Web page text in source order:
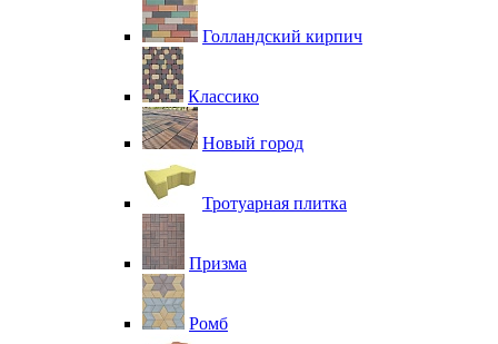
Голландский кирпич
Классико
Новый город
Тротуарная плитка
Призма
Ромб